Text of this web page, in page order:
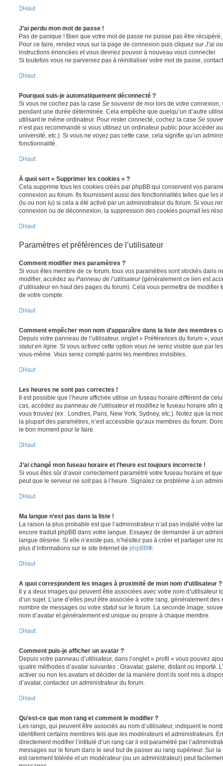
Haut
J’ai perdu mon mot de passe !
Pas de panique ! Bien que votre mot de passe ne puisse pas être
Pour ce faire, rendez vous sur la page de connexion puis cliquez sur J’ai
instructions énoncées et vous devriez pouvoir à nouveau vous connecter.
Si toutefois vous ne parveniez pas à réinitialiser votre mot de passe,
Haut
Pourquoi suis-je automatiquement déconnecté ?
Si vous ne cochez pas la case Se souvenir de moi lors de votre connexion,
pendant une durée déterminée. Cela empêche que quelqu’un d’autre
utilisant le même ordinateur. Pour rester connecté, cochez la case Se
n’est pas recommandé si vous utilisez un ordinateur public pour accéder
université, etc.). Si vous ne voyez pas cette case, cela signifie qu’un
fonctionnalité.
Haut
À quoi sert « Supprimer les cookies » ?
Cela supprime tous les cookies créés par phpBB qui conservent vos
connexion au forum. Ils fournissent aussi des fonctionnalités telles que les
(lu ou non lu) si cela a été activé par un administrateur du forum. Si vous
connexion ou de déconnexion, la suppression des cookies pourrait les
Haut
Paramètres et préférences de l’utilisateur
Comment modifier mes paramètres ?
Si vous êtes membre de ce forum, tous vos paramètres sont stockés dans
modifier, accédez au Panneau de l’utilisateur(généralement ce lien est
d’utilisateur en haut des pages du forum). Cela vous permettra de modifier
de votre compte.
Haut
Comment empêcher mon nom d’apparaître dans la liste des membres
Depuis votre panneau de l’utilisateur, onglet « Préférences du forum »,
statut en ligne . Si vous activez cette option vous ne serez visible que par
vous-même. Vous serez compté parmi les membres invisibles.
Haut
Les heures ne sont pas correctes !
Il est possible que l’heure affichée utilise un fuseau horaire différent de
cas, accédez au panneau de l’utilisateuret modifiez le fuseau horaire afin
vous trouvez (ex : Londres, Paris, New York, Sydney, etc.). Notez que la
la plupart des paramètres, n’est accessible qu’aux membres du forum.
le bon moment pour le faire.
Haut
J’ai changé mon fuseau horaire et l’heure est toujours incorrecte !
Si vous êtes sûr d’avoir correctement paramétré votre fuseau horaire et
peut que le serveur ne soit pas à l’heure. Signalez ce problème à un
Haut
Ma langue n’est pas dans la liste !
La raison la plus probable est que l’administrateur n’ait pas installé votre
encore traduit phpBB dans votre langue. Essayez de demander à un
langue désirée. Si elle n’existe pas, n’hésitez pas à créer et partager une
plus d’informations sur le site Internet de phpBB®.
Haut
A quoi correspondent les images à proximité de mon nom d’utilisateur ?
Il y a deux images qui peuvent être associées avec votre nom d’utilisateur
d’un sujet. L’une d’elles peut être associée à votre rang, généralement
nombre de messages ou votre statut sur le forum. La seconde image,
nom d’avatar et généralement est unique ou propre à chaque membre.
Haut
Comment puis-je afficher un avatar ?
Depuis votre panneau d’utilisateur, dans l’onglet « profil » vous pouvez
quatre méthodes d’avatar suivantes : Gravatar, galerie, distant ou importé.
activer ou non les avatars et décider de la manière dont ils sont mis à
d’avatar, contactez un administrateur du forum.
Haut
Qu’est-ce que mon rang et comment le modifier ?
Les rangs, qui peuvent être associés au nom d’utilisateur, indiquent le
identifient certains membres tels que les modérateurs et administrateurs.
directement modifier l’intitulé d’un rang car il est paramétré par
messages sur le forum dans le seul but de passer au rang supérieur. Sur
est rarement tolérée et un modérateur (ou un administrateur) peut